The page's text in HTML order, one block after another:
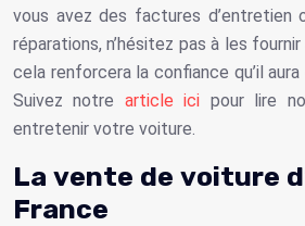
vous avez des factures d’entretien
réparations, n’hésitez pas à les
cela renforcera la confiance qu’il
Suivez notre article ici pour lire
entretenir votre voiture.
La vente de voiture
France